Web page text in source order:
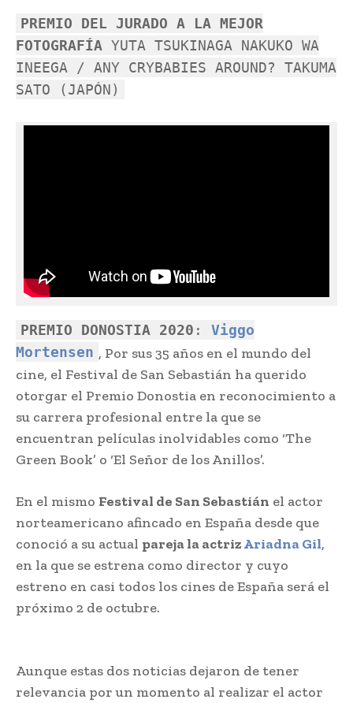
PREMIO DEL JURADO A LA MEJOR
FOTOGRAFÍA YUTA TSUKINAGA NAKUKO WA
INEEGA / ANY CRYBABIES AROUND? TAKUMA
SATO (JAPÓN)
PREMIO DONOSTIA 2020 : Viggo
Mortensen , Por sus 35 años en el mundo del
cine, el Festival de San Sebastián ha querido
otorgar el Premio Donostia en reconocimiento a
su carrera profesional entre la que se
encuentran películas inolvidables como ‘The
Green Book’ o ‘El Señor de los Anillos’.
En el mismo Festival de San Sebastián el actor
norteamericano afincado en España desde que
conoció a su actual pareja la actrizAriadna Gil,
en la que se estrena como director y cuyo
estreno en casi todos los cines de España será el
próximo 2 de octubre.
Aunque estas dos noticias dejaron de tener
relevancia por un momento al realizar el actor